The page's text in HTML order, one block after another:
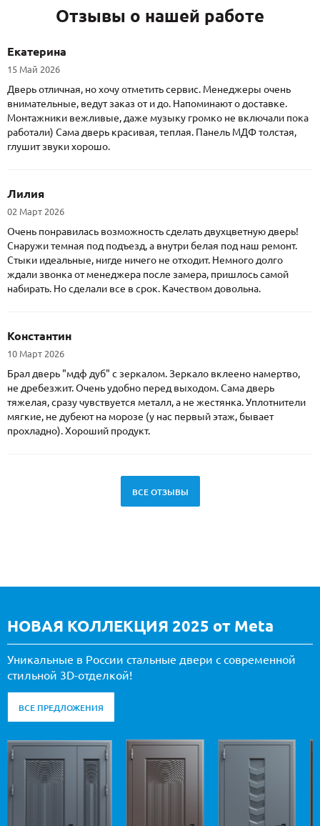
Отзывы о нашей работе
Екатерина
15 Май 2026
Дверь отличная, но хочу отметить сервис. Менеджеры очень
внимательные, ведут заказ от и до. Напоминают о доставке.
Монтажники вежливые, даже музыку громко не включали пока
работали) Сама дверь красивая, теплая. Панель МДФ толстая,
глушит звуки хорошо.
Лилия
02 Март 2026
Очень понравилась возможность сделать двухцветную дверь!
Снаружи темная под подъезд, а внутри белая под наш ремонт.
Стыки идеальные, нигде ничего не отходит. Немного долго
ждали звонка от менеджера после замера, пришлось самой
набирать. Но сделали все в срок. Качеством довольна.
Константин
10 Март 2026
Брал дверь "мдф дуб" с зеркалом. Зеркало вклеено намертво,
не дребезжит. Очень удобно перед выходом. Сама дверь
тяжелая, сразу чувствуется металл, а не жестянка. Уплотнители
мягкие, не дубеют на морозе (у нас первый этаж, бывает
прохладно). Хороший продукт.
ВСЕ ОТЗЫВЫ
НОВАЯ КОЛЛЕКЦИЯ 2025 от Meta
Уникальные в России стальные двери с современной
стильной 3D-отделкой!
ВСЕ ПРЕДЛОЖЕНИЯ